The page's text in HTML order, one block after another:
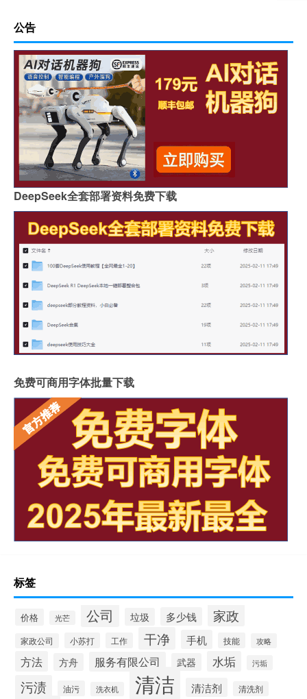
公告
DeepSeek全套部署资料免费下载
免费可商用字体批量下载
标签
价格 光芒 公司 垃圾 多少钱 家政
家政公司 小苏打 工作 干净 手机 技能 攻略
方法 方舟 服务有限公司 武器 水垢 污垢
污渍 油污 洗衣机 清洁 清洁剂 清洗剂